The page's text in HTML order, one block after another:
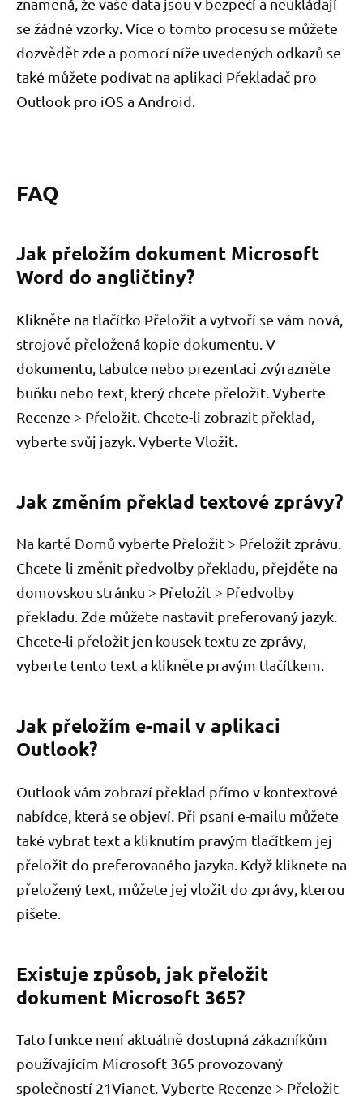
znamená, že vaše data jsou v bezpečí a neukládají
se žádné vzorky. Více o tomto procesu se můžete
dozvědět zde a pomocí níže uvedených odkazů se
také můžete podívat na aplikaci Překladač pro
Outlook pro iOS a Android.
FAQ
Jak přeložím dokument Microsoft
Word do angličtiny?
Klikněte na tlačítko Přeložit a vytvoří se vám nová,
strojově přeložená kopie dokumentu. V
dokumentu, tabulce nebo prezentaci zvýrazněte
buňku nebo text, který chcete přeložit. Vyberte
Recenze > Přeložit. Chcete-li zobrazit překlad,
vyberte svůj jazyk. Vyberte Vložit.
Jak změním překlad textové zprávy?
Na kartě Domů vyberte Přeložit > Přeložit zprávu.
Chcete-li změnit předvolby překladu, přejděte na
domovskou stránku > Přeložit > Předvolby
překladu. Zde můžete nastavit preferovaný jazyk.
Chcete-li přeložit jen kousek textu ze zprávy,
vyberte tento text a klikněte pravým tlačítkem.
Jak přeložím e-mail v aplikaci
Outlook?
Outlook vám zobrazí překlad přímo v kontextové
nabídce, která se objeví. Při psaní e-mailu můžete
také vybrat text a kliknutím pravým tlačítkem jej
přeložit do preferovaného jazyka. Když kliknete na
přeložený text, můžete jej vložit do zprávy, kterou
píšete.
Existuje způsob, jak přeložit
dokument Microsoft 365?
Tato funkce není aktuálně dostupná zákazníkům
používajícím Microsoft 365 provozovaný
společností 21Vianet. Vyberte Recenze > Přeložit